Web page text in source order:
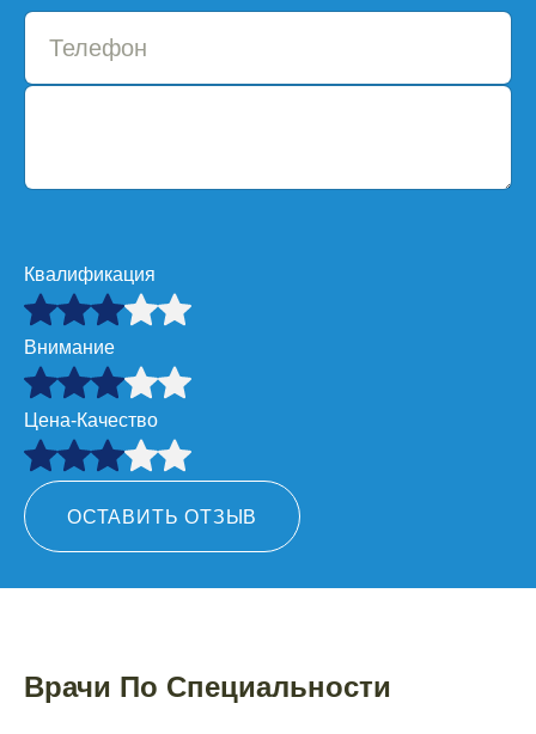
Квалификация
Внимание
Цена-Качество
ОСТАВИТЬ ОТЗЫВ
Врачи По Специальности